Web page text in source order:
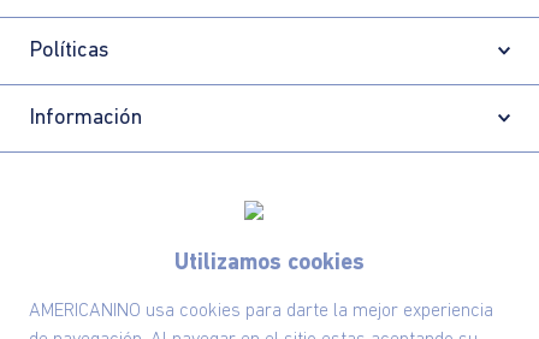
Utilizamos cookies
AMERICANINO usa cookies para darte la mejor experiencia
Políticas
Información